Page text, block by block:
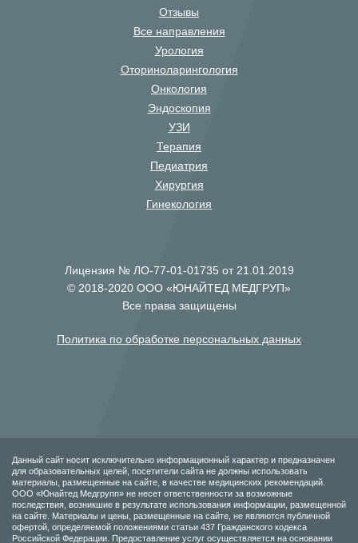
Отзывы
Все направления
Урология
Оториноларингология
Онкология
Эндоскопия
УЗИ
Терапия
Педиатрия
Хирургия
Гинекология
Лицензия № ЛО-77-01-01735 от 21.01.2019
© 2018-2020 ООО «ЮНАЙТЕД МЕДГРУП»
Все права защищены
Политика по обработке персональных данных
Данный сайт носит исключительно информационный характер и предназначен
для образовательных целей, посетители сайта не должны использовать
материалы, размещенные на сайте, в качестве медицинских рекомендаций.
ООО «Юнайтед Медгрупп» не несет ответственности за возможные
последствия, возникшие в результате использования информации, размещенной
на сайте. Материалы и цены, размещенные на сайте, не являются публичной
офертой, определяемой положениями статьи 437 Гражданского кодекса
Российской Федерации. Предоставление услуг осуществляется на основании